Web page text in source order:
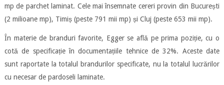
mp de parchet laminat. Cele mai însemnate cereri provin din București
(2 milioane mp), Timiș (peste 791 mii mp) și Cluj (peste 653 mii mp).
În materie de branduri favorite, Egger se află pe prima poziție, cu o
cotă de specificație în documentațiile tehnice de 32%. Aceste date
sunt raportate la totalul brandurilor specificate, nu la totalul lucrărilor
cu necesar de pardoseli laminate.